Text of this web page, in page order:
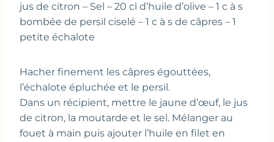
jus de citron – Sel – 20 cl d’huile d’olive – 1 c à s
bombée de persil ciselé – 1 c à s de câpres – 1
petite échalote
Hacher finement les câpres égouttées,
l’échalote épluchée et le persil.
Dans un récipient, mettre le jaune d’œuf, le jus
de citron, la moutarde et le sel. Mélanger au
fouet à main puis ajouter l’huile en filet en